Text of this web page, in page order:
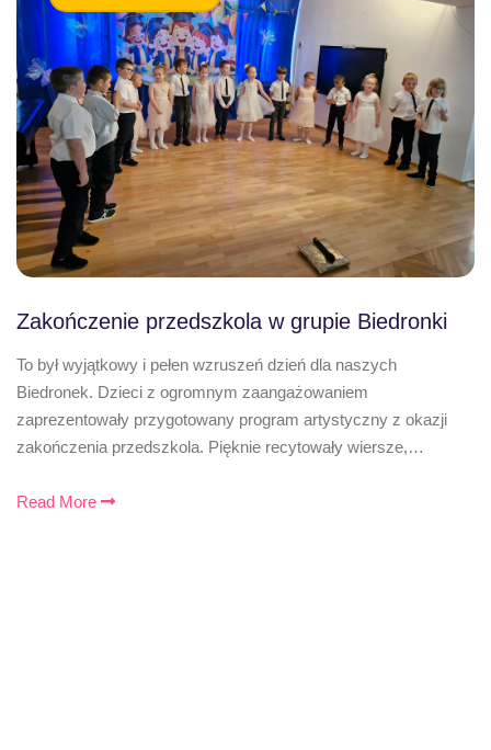
Zakończenie przedszkola w grupie Biedronki
To był wyjątkowy i pełen wzruszeń dzień dla naszych
Biedronek. Dzieci z ogromnym zaangażowaniem
zaprezentowały przygotowany program artystyczny z okazji
zakończenia przedszkola. Pięknie recytowały wiersze,…
Read More